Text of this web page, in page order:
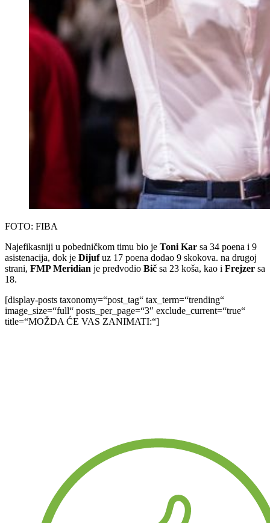
FOTO: FIBA
Najefikasniji u pobedničkom timu bio je Toni Kar sa 34 poena i 9
asistenacija, dok je Dijufuz 17 poena dodao 9 skokova. na drugoj
strani, FMP Meridian je predvodio Bič sa 23 koša, kao i Frejzer sa
18.
[display-posts taxonomy=“post_tag“ tax_term=“trending“
image_size=“full“ posts_per_page=“3″ exclude_current=“true“
title=“MOŽDA ĆE VAS ZANIMATI:“]